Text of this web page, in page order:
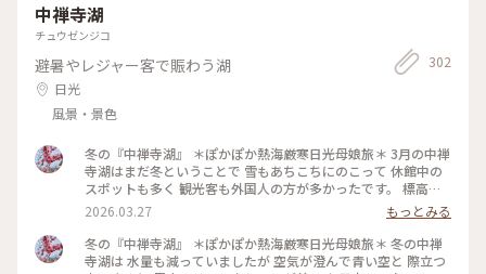
中禅寺湖
チュウゼンジコ
避暑やレジャー客で賑わう湖
日光
風景・景色
302
冬の『中禅寺湖』 ＊ぽかぽか熱海厳寒日光母娘旅＊ 3月の中禅
寺湖はまだ冬ということで 雪もあちこちにのこって 休館中の
スポットも多く 観光客も外国人の方が多かったです。 標高が
1269mという 日本一高い場所にある中禅寺湖 冬は水量が減る
ため 「華厳の滝」もびっくりするほど 水量が少なく 滝つぼの
方は凍っていました。 冬枯れの山も相まって これが「華厳の
滝」！？という感じ💦 やはり紅葉の時期に 見てみたかったで
2026.03.27
もっとみる
冬の『中禅寺湖』 ＊ぽかぽか熱海厳寒日光母娘旅＊ 冬の中禅
寺湖は 水量も減っていましたが 空気が澄んで青い空と 際立つ